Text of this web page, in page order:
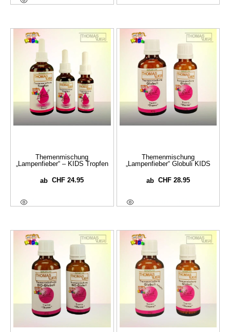
Themenmischung
„Lampenfieber“ – KIDS Tropfen
abCHF 24.95
Themenmischung
„Lampenfieber“ Globuli KIDS
ab CHF28.95